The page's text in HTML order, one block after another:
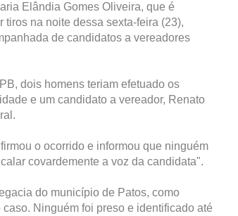
Elândia Gomes Oliveira, que é
na noite dessa sexta-feira (23),
de candidatos a vereadores
dois homens teriam efetuado os
e um candidato a vereador, Renato
o ocorrido e informou que ninguém
covardemente a voz da candidata".
do município de Patos, como
Ninguém foi preso e identificado até